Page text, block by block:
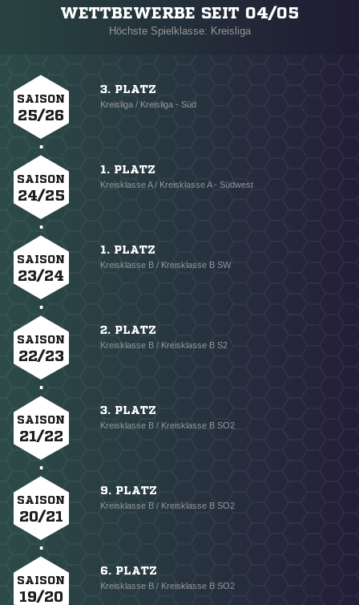
WETTBEWERBE SEIT 04/05
Höchste Spielklasse: Kreisliga
SAISON
25/26
3. PLATZ
Kreisliga / Kreisliga - Süd
SAISON
24/25
1. PLATZ
Kreisklasse A / Kreisklasse A - Südwest
SAISON
23/24
1. PLATZ
Kreisklasse B / Kreisklasse B SW
SAISON
22/23
2. PLATZ
Kreisklasse B / Kreisklasse B S2
SAISON
21/22
3. PLATZ
Kreisklasse B / Kreisklasse B SO2
SAISON
20/21
9. PLATZ
Kreisklasse B / Kreisklasse B SO2
SAISON
19/20
6. PLATZ
Kreisklasse B / Kreisklasse B SO2